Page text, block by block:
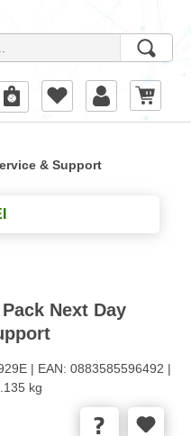
& Support
Next Day
| EAN: 0883585596492 |
kg